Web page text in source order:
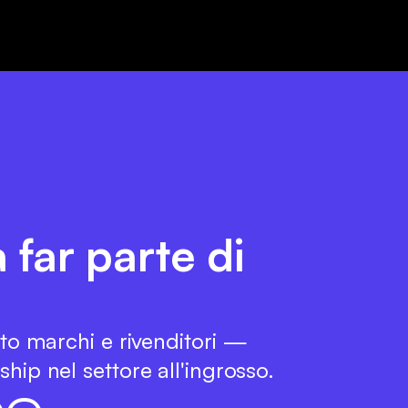
far parte di
marchi e rivenditori —
nel settore all'ingrosso.